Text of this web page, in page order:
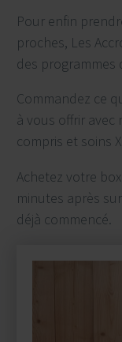
Pour enfin
proches, Les
des programmes
Commandez ce
à vous offrir avec
compris et soins
Achetez votre
minutes après
déjà commencé.